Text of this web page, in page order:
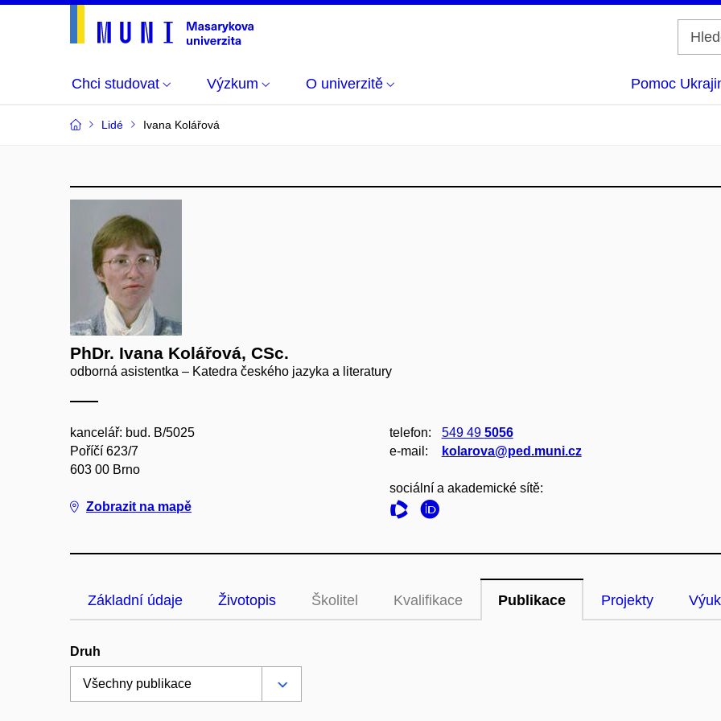
Chci studovat Výzkum O univerzitě Pomoc
Lidé Ivana Kolářová
PhDr. Ivana Kolářová, CSc.
odborná asistentka – Katedra českého jazyka a literatury
kancelář: bud. B/5025
Poříčí 623/7
603 00 Brno
Zobrazit na mapě
telefon: 549 49 5056
e‑mail:
kolarova@ped.muni.cz
sociální a akademické sítě:
Základní údaje Životopis Školitel Kvalifikace Publikace Projekty
Druh